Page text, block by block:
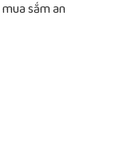
sắm an